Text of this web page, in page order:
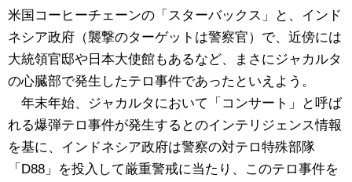
米国コーヒーチェーンの「スターバックス」と、インド
ネシア政府（襲撃のターゲットは警察官）で、近傍には
大統領官邸や日本大使館もあるなど、まさにジャカルタ
の心臓部で発生したテロ事件であったといえよう。
年末年始、ジャカルタにおいて「コンサート」と呼ば
れる爆弾テロ事件が発生するとのインテリジェンス情報
を基に、インドネシア政府は警察の対テロ特殊部隊
「D88」を投入して厳重警戒に当たり、このテロ事件を